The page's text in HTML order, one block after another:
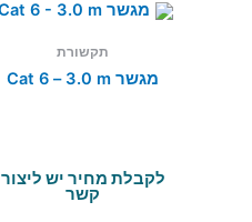
תקשורת
מגשר Cat 6 – 3.0 m
לקבלת מחיר יש ליצור
קשר